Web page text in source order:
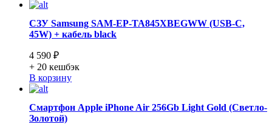
СЗУ Samsung SAM-EP-TA845XBEGWW (USB-C,
45W) + кабель black
4 590 ₽
+ 20 кешбэк
В корзину
Смартфон Apple iPhone Air 256Gb Light Gold (Светло-
Золотой)